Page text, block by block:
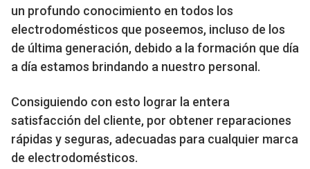
un profundo conocimiento en todos los
electrodomésticos que poseemos, incluso de los
de última generación, debido a la formación que día
a día estamos brindando a nuestro personal.
Consiguiendo con esto lograr la entera
satisfacción del cliente, por obtener reparaciones
rápidas y seguras, adecuadas para cualquier marca
de electrodomésticos.